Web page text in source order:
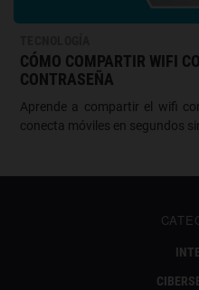
CÓMO COMPARTIR WIFI
CONTRASEÑA
Aprende a compartir el wifi
conecta móviles en segundos